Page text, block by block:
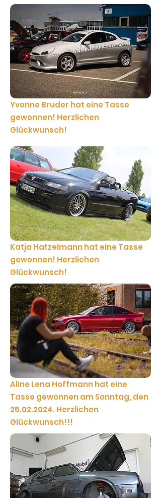
Yvonne Bruder hat eine Tasse
gewonnen! Herzlichen
Glückwunsch!
Katja Hatzelmann hat eine Tasse
gewonnen! Herzlichen
Glückwunsch!
Aline Lena Hoffmann hat eine
Tasse gewonnen am Sonntag, den
25.02.2024. Herzlichen
Glückwunsch!!!